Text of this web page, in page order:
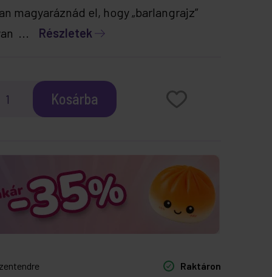
magyaráznád el, hogy „barlangrajz”
... Részletek
Kosárba
Raktáron